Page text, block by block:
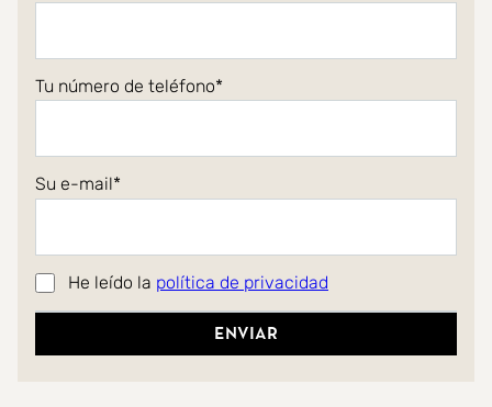
Tu número de teléfono
Su e-mail
He leído la política de privacidad
Enviar